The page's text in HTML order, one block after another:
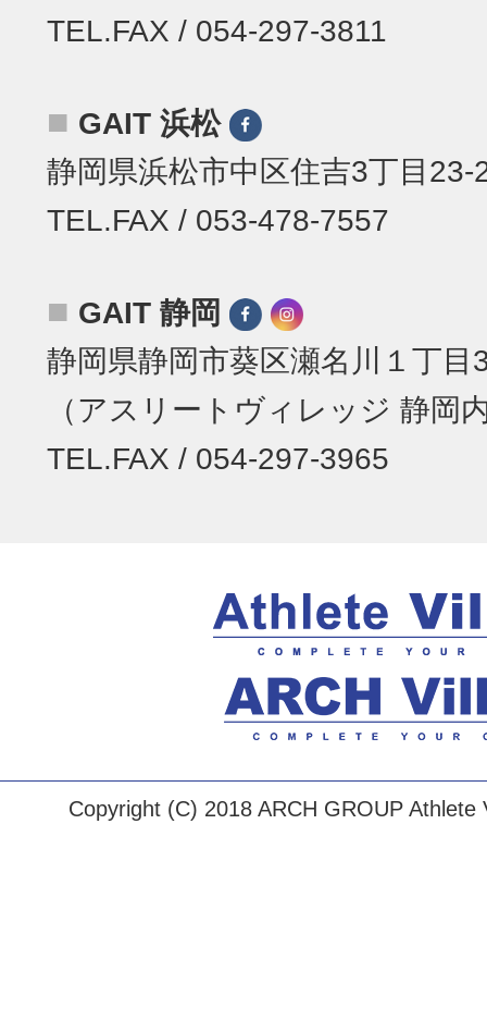
TEL.FAX / 054-297-3811
■ GAIT 浜松
静岡県浜松市中区住吉3丁目23-
TEL.FAX / 053-478-7557
■ GAIT 静岡
静岡県静岡市葵区瀬名川１丁目
（アスリートヴィレッジ 静岡
TEL.FAX / 054-297-3965
Copyright (C) 2018 ARCH GROUP Athlete